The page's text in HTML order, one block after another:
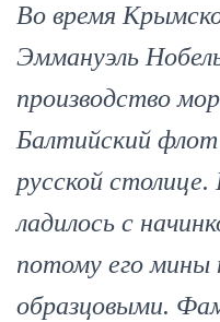
Во время
Эммануэль
производство
Балтийский
русской столице.
ладилось с
потому его мины
образцовыми.